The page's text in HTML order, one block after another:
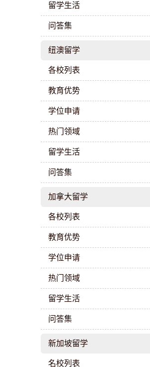
留学生活
问答集
纽澳留学
各校列表
教育优势
学位申请
热门领域
留学生活
问答集
加拿大留学
各校列表
教育优势
学位申请
热门领域
留学生活
问答集
新加坡留学
名校列表